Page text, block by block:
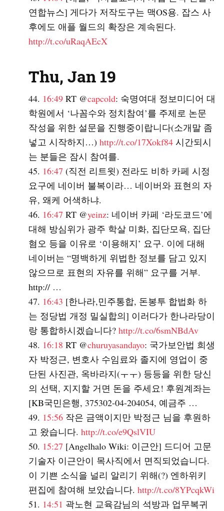
연합뉴스] 게다가 저작도구는 맥OS용. 잡스 사
후에도 애플 월드의 확장은 계속된다.
http://t.co/uRaqAEcX
Thu, Jan 19
16:49 RT @capcold: 숙명여대 정보미디어 대
학원에서 ‘나꼼수와 정치참여’를 주제로 논문
작성을 위한 설문을 진행중이랍니다(소개말 좀
넣고 시작하지…) http://t.co/17Xokf84 시간되시
는 분들은 잠시 참여를.
16:47 (직전 리트윗) 전라도 비하 카페 시정
요구에 네이버 불복이라… 네이버와 표현의 자
유, 왜케 어색하냐.
16:47 RT @yeinz: 네이버 카페 ‘라도코드’에
대해 방심위가 광주 학살 미화, 집단모욕, 집단
혐오 등을 이유로 ‘이용해지’ 요구. 이에 대해
네이버는 “명백하게 위법한 정보를 담고 있지
않으므로 표현의 자유를 위해” 요구를 거부.
http:// …
16:43 [한나라,민주통합, 돈봉투 합법화 하
는 정당법 개정 밀실합의] 이러다가 한나라당이
랑 통합하시겠습니다? http://t.co/6smNBdAv
16:18 RT @churuyasandayo: 국가보안법 희생
자 박정근, 변호사 수임료와 졸지에 영업이 중
단된 사진관, 옥바라지(ㅜㅜ) 등등을 위한 당신
의 선택, 지지할 거면 돈을 주세요! 후원계좌는
[KB국민은행, 375302-04-204054, 예금주 …
15:56 작은 금액이지만 박정근 님을 후원하
고 왔습니다. http://t.co/e9QslVIU
15:27 [Angelhalo Wiki: 이근안] 드디어 고문
기술자 이근안이 목사직에서 면직되었습니다.
이 기쁜 소식을 널리 알리기 위해(?) 엔하위키
편집에 참여해 보았습니다. http://t.co/8YPcqkWi
14:51 곽노현 교육감님의 석방과 업무복귀